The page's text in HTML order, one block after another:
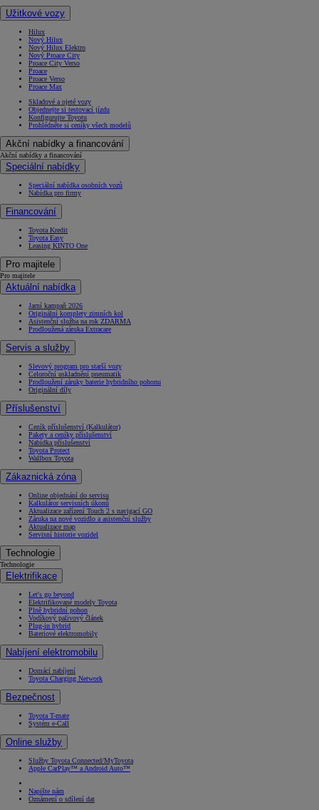
Užitkové vozy
Hilux
Nový Hilux
Nový Hilux Elektro
Nový Proace City
Proace City Verso
Proace
Proace Verso
Proace Max
Skladové a ojeté vozy
Objednejte si testovací jízdu
Konfigurujte Toyotu
Prohlédněte si ceníky všech modelů
Akční nabídky a financování
Akční nabídky a financování
Speciální nabídky
Speciální nabídka osobních vozů
Nabídka pro firmy
Financování
Toyota Kredit
Toyota Easy
Leasing KINTO One
Pro majitele
Pro majitele
Aktuální nabídka
Jarní kampaň 2026
Originální komplety zimních kol
Asistenční služba na rok ZDARMA
Prodloužená záruka Extracare
Servis a služby
Slevový program pro starší vozy
Celoroční uskladnění pneumatik
Prodloužení záruky baterie hybridního pohonu
Originální díly
Příslušenství
Ceník příslušenství (Kalkulátor)
Pakety a ceníky příslušenství
Nabídka příslušenství
Toyota Protect
Wallbox Toyota
Zákaznická zóna
Online objednání do servisu
Kalkulátor servisních úkonů
Aktualizace zařízení Touch 2 s navigací GO
Záruka na nové vozidlo a asistenční služby
Aktualizace map
Servisní historie vozidel
Technologie
Technologie
Elektrifikace
Let's go beyond
Elektrifikované modely Toyota
Plně hybridní pohon
Vodíkový palivový článek
Plug-in hybrid
Bateriové elektromobily
Nabíjení elektromobilu
Domácí nabíjení
Toyota Charging Network
Bezpečnost
Toyota T-mate
Systém e-Call
Online služby
Služby Toyota Connected/MyToyota
Apple CarPlay™ a Android Auto™
Napište nám
Oznámení o sdílení dat